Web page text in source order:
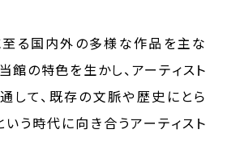
る国内外の多様な作品を主な
館の特色を生かし、アーティスト
して、既存の文脈や歴史にとら
う時代に向き合うアーティスト